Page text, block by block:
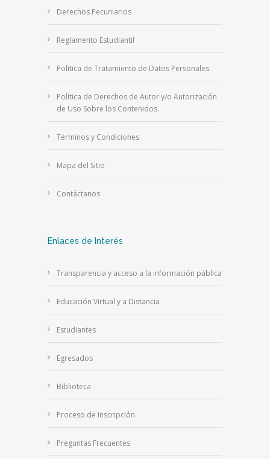
Derechos Pecuniarios
Reglamento Estudiantil
Política de Tratamiento de Datos Personales
Política de Derechos de Autor y/o Autorización
de Uso Sobre los Contenidos.
Términos y Condiciones
Mapa del Sitio
Contáctanos
Enlaces de Interés
Transparencia y acceso a la información pública
Educación Virtual y a Distancia
Estudiantes
Egresados
Biblioteca
Proceso de Inscripción
Preguntas Frecuentes